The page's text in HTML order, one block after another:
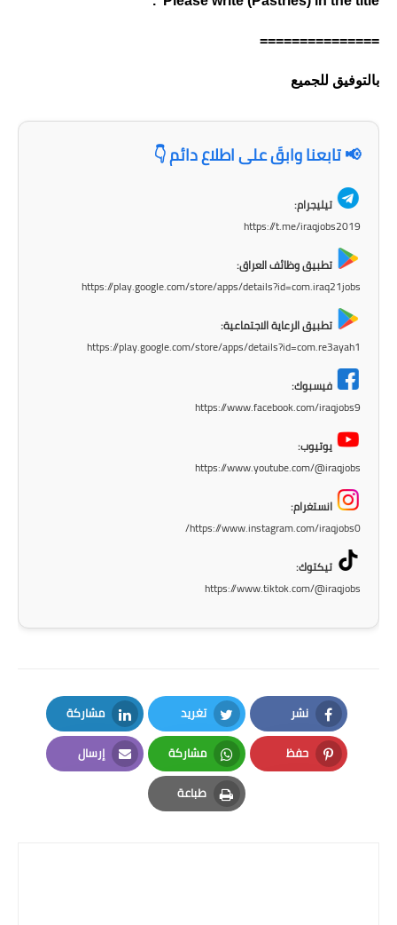
===============
بالتوفيق للجميع
📢 تابعنا وابقَ على اطلاع دائم 👇
تيليجرام:
https://t.me/iraqjobs2019
تطبيق وظائف العراق:
https://play.google.com/store/apps/details?id=com.iraq21jobs
تطبيق الرعاية الاجتماعية:
https://play.google.com/store/apps/details?id=com.re3ayah1
فيسبوك:
https://www.facebook.com/iraqjobs9
يوتيوب:
https://www.youtube.com/@iraqjobs
انستغرام:
https://www.instagram.com/iraqjobs0/
تيكتوك:
https://www.tiktok.com/@iraqjobs
نشر
Facebook
تغريد
Twitter
مشاركة
LinkedIn
حفظ
Pinterest
مشاركة
Whatsapp
إرسال
Email
طباعة
Print